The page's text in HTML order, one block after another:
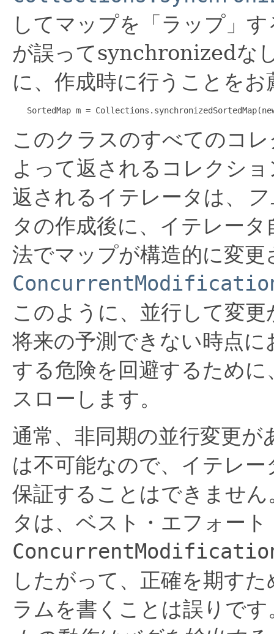
してマップを「ラップ」
が誤ってsynchronizedな
に、作成時に行うことを
SortedMap m =
このクラスのすべてのコ
よって返されるコレクシ
返されるイテレータは、
タの作成後に、イテレータ
法でマップが構造的に変
このように、並行して変
将来の予測できない時点
する危険を回避するため
スローします。
通常、非同期の並行変更
は不可能なので、イテレ
保証することはできません
タは、ベスト・エフォー
したがって、正確を期す
ラムを書くことは誤りです